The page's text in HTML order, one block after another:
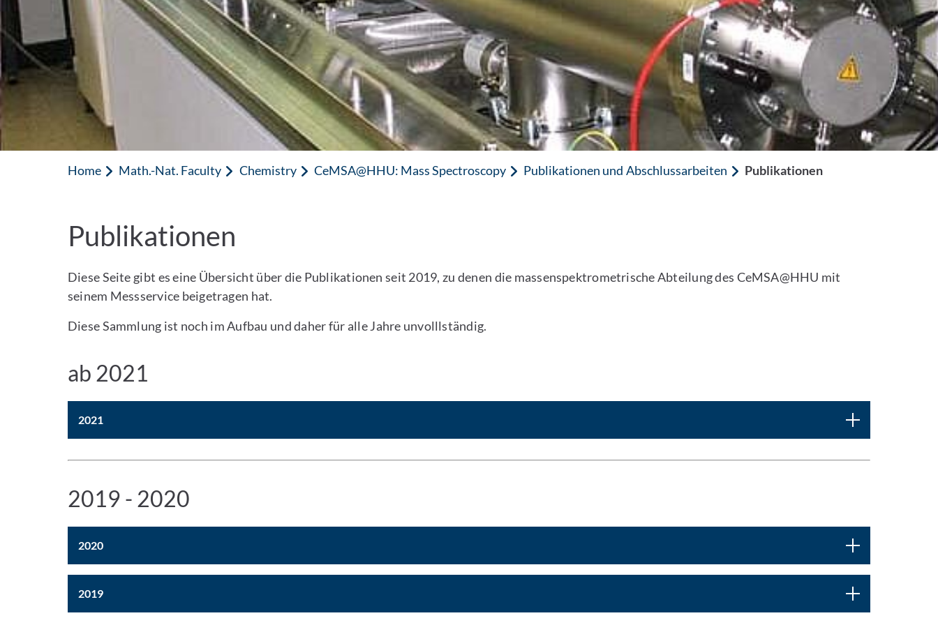
Home Math.-Nat. Faculty Chemistry CeMSA@HHU: Mass Spectroscopy Publikationen und Abschlussarbeiten Publikationen
Publikationen
Diese Seite gibt es eine Übersicht über die Publikationen seit 2019, zu denen die massenspektrometrische Abteilung des CeMSA@HHU mit
seinem Messservice beigetragen hat.
Diese Sammlung ist noch im Aufbau und daher für alle Jahre unvolllständig.
ab 2021
2021
2019 - 2020
2020
2019